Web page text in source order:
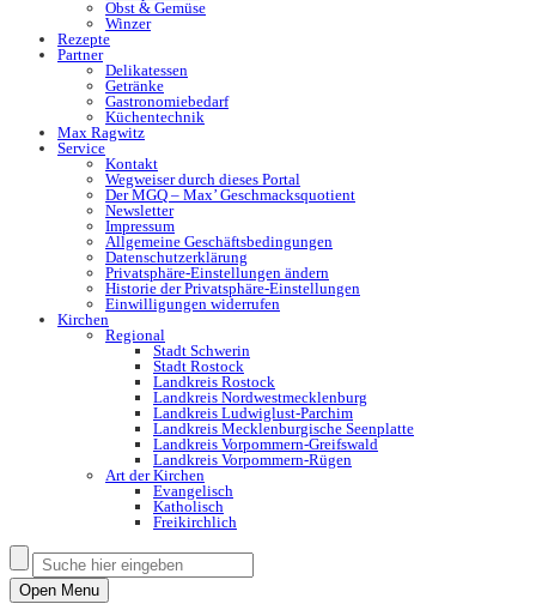
Obst & Gemüse
Winzer
Rezepte
Partner
Delikatessen
Getränke
Gastronomiebedarf
Küchentechnik
Max Ragwitz
Service
Kontakt
Wegweiser durch dieses Portal
Der MGQ – Max’ Geschmacksquotient
Newsletter
Impressum
Allgemeine Geschäftsbedingungen
Datenschutzerklärung
Privatsphäre-Einstellungen ändern
Historie der Privatsphäre-Einstellungen
Einwilligungen widerrufen
Kirchen
Regional
Stadt Schwerin
Stadt Rostock
Landkreis Rostock
Landkreis Nordwestmecklenburg
Landkreis Ludwiglust-Parchim
Landkreis Mecklenburgische Seenplatte
Landkreis Vorpommern-Greifswald
Landkreis Vorpommern-Rügen
Art der Kirchen
Evangelisch
Katholisch
Freikirchlich
Open Menu